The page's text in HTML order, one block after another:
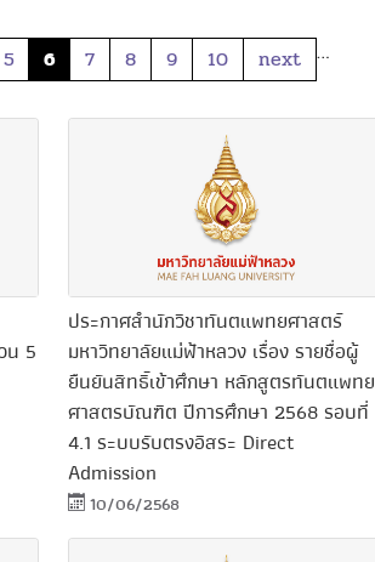
5 6 7 8 9 10 …
next
น 5
ประกาศสำนักวิชาทันตแพทยศาสตร์
มหาวิทยาลัยแม่ฟ้าหลวง เรื่อง รายชื่อผู้
ยืนยันสิทธิ์เข้าศึกษา หลักสูตรทันตแพทย
ศาสตรบัณฑิต ปีการศึกษา 2568 รอบที่
4.1 ระบบรับตรงอิสระ Direct
Admission
10/06/2568